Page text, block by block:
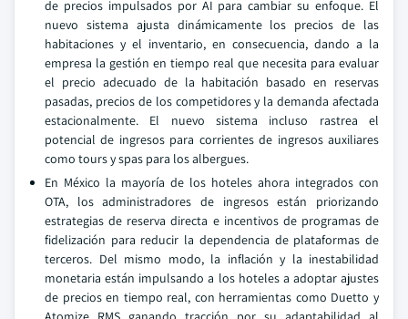
de precios impulsados por AI para cambiar su enfoque. El
nuevo sistema ajusta dinámicamente los precios de las
habitaciones y el inventario, en consecuencia, dando a la
empresa la gestión en tiempo real que necesita para evaluar
el precio adecuado de la habitación basado en reservas
pasadas, precios de los competidores y la demanda afectada
estacionalmente. El nuevo sistema incluso rastrea el
potencial de ingresos para corrientes de ingresos auxiliares
como tours y spas para los albergues.
En México la mayoría de los hoteles ahora integrados con
OTA, los administradores de ingresos están priorizando
estrategias de reserva directa e incentivos de programas de
fidelización para reducir la dependencia de plataformas de
terceros. Del mismo modo, la inflación y la inestabilidad
monetaria están impulsando a los hoteles a adoptar ajustes
de precios en tiempo real, con herramientas como Duetto y